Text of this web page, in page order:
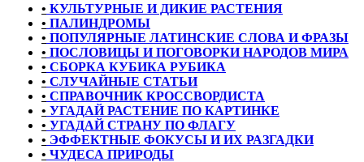
• КУЛЬТУРНЫЕ И ДИКИЕ РАСТЕНИЯ
• ПАЛИНДРОМЫ
• ПОПУЛЯРНЫЕ ЛАТИНСКИЕ СЛОВА И ФРАЗЫ
• ПОСЛОВИЦЫ И ПОГОВОРКИ НАРОДОВ МИРА
• СБОРКА КУБИКА РУБИКА
• СЛУЧАЙНЫЕ СТАТЬИ
• СПРАВОЧНИК КРОССВОРДИСТА
• УГАДАЙ РАСТЕНИЕ ПО КАРТИНКЕ
• УГАДАЙ СТРАНУ ПО ФЛАГУ
• ЭФФЕКТНЫЕ ФОКУСЫ И ИХ РАЗГАДКИ
• ЧУДЕСА ПРИРОДЫ